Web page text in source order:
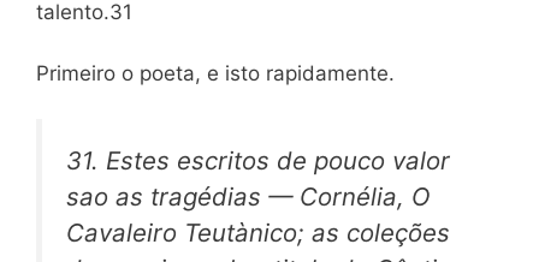
talento.31
Primeiro o poeta, e isto rapidamente.
31. Estes escritos de pouco valor
sao as tragédias — Cornélia, O
Cavaleiro Teutànico; as coleções